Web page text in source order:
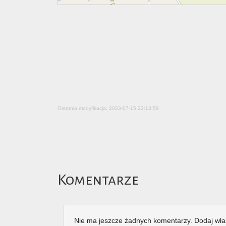
Ostatnia modyfikacja: 2023-07-15 22:13:59
Komentarze
Nie ma jeszcze żadnych komentarzy. Dodaj